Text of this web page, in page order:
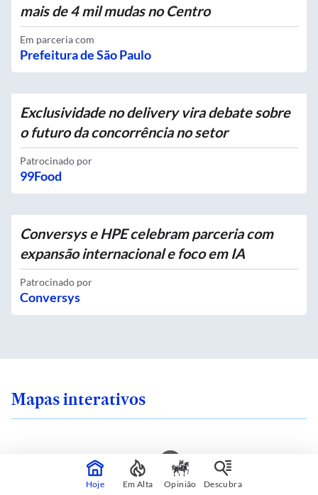
mais de 4 mil mudas no Centro
Em parceria com
Prefeitura de São Paulo
Exclusividade no delivery vira debate sobre
o futuro da concorrência no setor
Patrocinado por
99Food
Conversys e HPE celebram parceria com
expansão internacional e foco em IA
Patrocinado por
Conversys
Mapas interativos
em uma ilha de
Qual é o
Hoje Em Alta Opinião Descubra